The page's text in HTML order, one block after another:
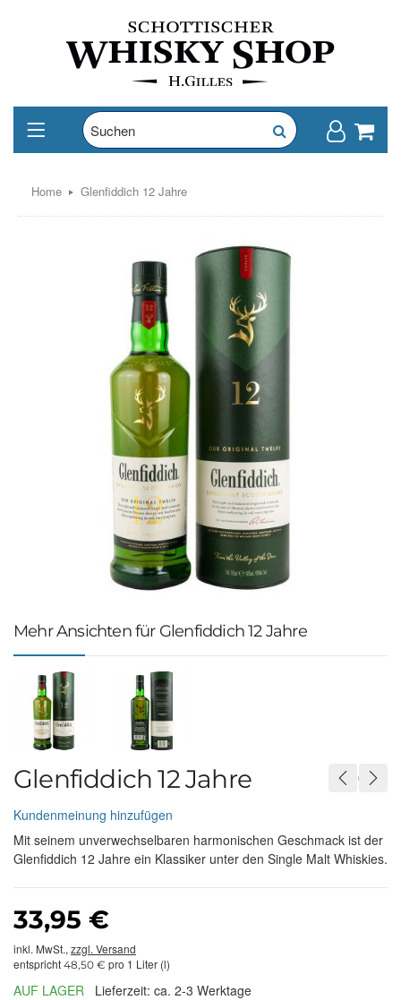
Home Glenfiddich 12 Jahre
Mehr Ansichten für Glenfiddich 12 Jahre
Glenfiddich 12 Jahre
Kundenmeinung hinzufügen
Mit seinem unverwechselbaren harmonischen Geschmack ist der
Glenfiddich 12 Jahre ein Klassiker unter den Single Malt Whiskies.
33,95 €
inkl. MwSt., zzgl. Versand
entspricht 48,50 € pro 1 Liter (l)
AUF LAGER Lieferzeit: ca. 2-3 Werktage